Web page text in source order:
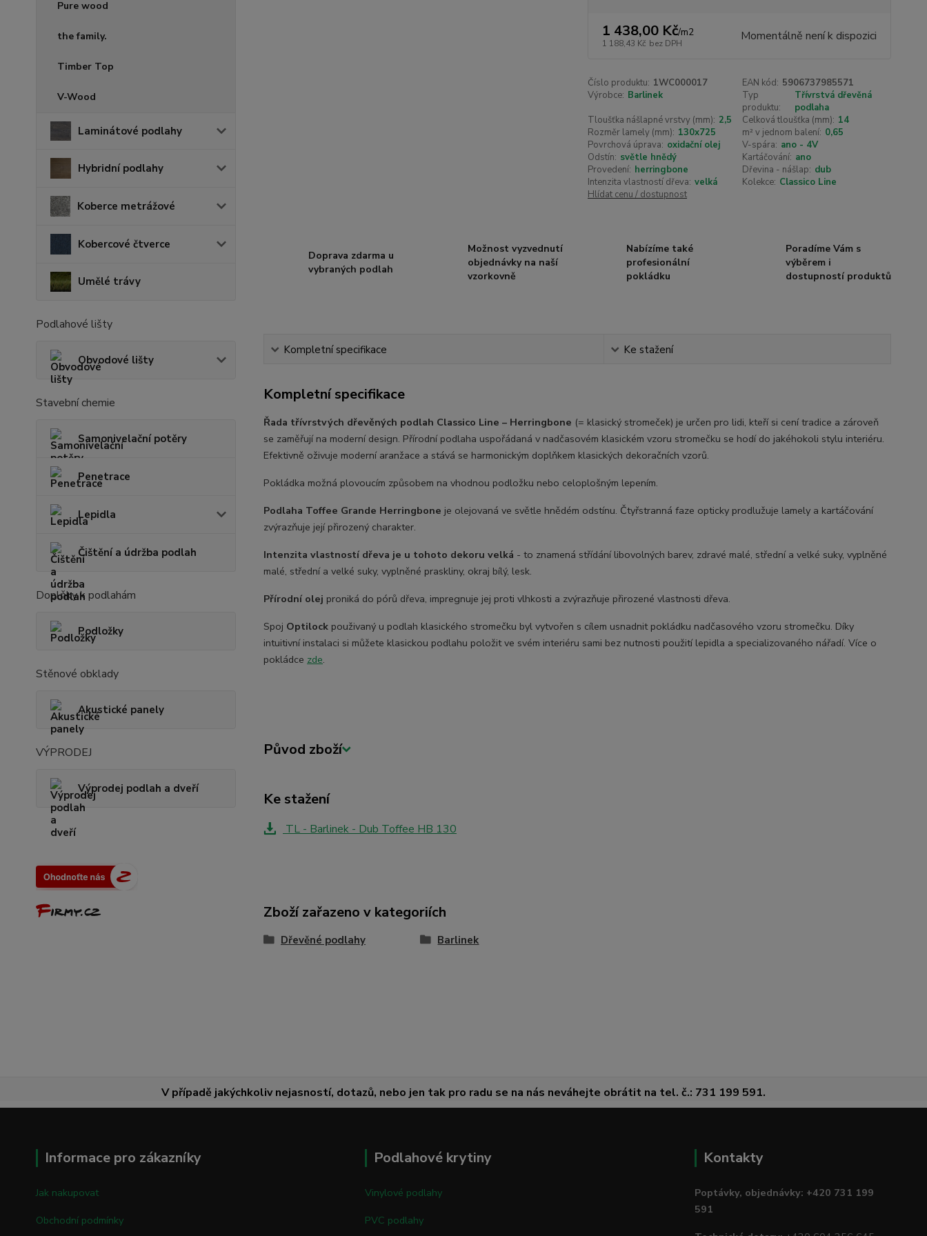
Pure wood
the family.
Timber Top
V-Wood
Laminátové podlahy
Hybridní podlahy
Koberce metrážové
Kobercové čtverce
Umělé trávy
Podlahové lišty
Obvodové lišty
Stavební chemie
Samonivelační potěry
Penetrace
Lepidla
Čištění a údržba podlah
Doplňky k podlahám
Podložky
Stěnové obklady
Akustické panely
VÝPRODEJ
Výprodej podlah a dveří
1 438,00 Kč/m2
1 188,43 Kč bez DPH Momentálně není k dispozici
Číslo produktu: 1WC000017 EAN kód: 5906737985571
Výrobce: Barlinek
Typ
produktu:
Třívrstvá dřevěná
podlaha
Tloušťka nášlapné vrstvy (mm): 2,5 Celková tloušťka (mm): 14
Rozměr lamely (mm): 130x725 m² v jednom balení: 0,65
Povrchová úprava: oxidační olej V-spára: ano - 4V
Odstín: světle hnědý Kartáčování: ano
Provedení: herringbone Dřevina - nášlap: dub
Intenzita vlastností dřeva: velká Kolekce: Classico Line
Hlídat cenu / dostupnost
Doprava zdarma u
vybraných podlah
Možnost vyzvednutí
objednávky na naší
vzorkovně
Nabízíme také
profesionální
pokládku
Poradíme Vám s
výběrem i
dostupností produktů
Kompletní specifikace Ke stažení
Kompletní specifikace
Řada třívrstvých dřevěných podlah Classico Line – Herringbone (= klasický stromeček) je určen pro lidi, kteří si cení tradice a zároveň
se zaměřují na moderní design. Přírodní podlaha uspořádaná v nadčasovém klasickém vzoru stromečku se hodí do jakéhokoli stylu interiéru.
Efektivně oživuje moderní aranžace a stává se harmonickým doplňkem klasických dekoračních vzorů.
Pokládka možná plovoucím způsobem na vhodnou podložku nebo celoplošným lepením.
Podlaha Toffee Grande Herringbone je olejovaná ve světle hnědém odstínu. Čtyřstranná faze opticky prodlužuje lamely a kartáčování
zvýrazňuje její přirozený charakter.
Intenzita vlastností dřeva je u tohoto dekoru velká - to znamená střídání libovolných barev, zdravé malé, střední a velké suky, vyplněné
malé, střední a velké suky, vyplněné praskliny, okraj bílý, lesk.
Přírodní olej proniká do pórů dřeva, impregnuje jej proti vlhkosti a zvýrazňuje přirozené vlastnosti dřeva.
Spoj Optilockpouživaný u podlah klasického stromečku byl vytvořen s cílem usnadnit pokládku nadčasového vzoru stromečku. Díky
intuitivní instalaci si můžete klasickou podlahu položit ve svém interiéru sami bez nutnosti použití lepidla a specializovaného nářadí. Více o
pokládce zde.
Původ zboží
Ke stažení
TL - Barlinek - Dub Toffee HB 130
Zboží zařazeno v kategoriích
Dřevěné podlahy Barlinek
V případě jakýchkoliv nejasností, dotazů, nebo jen tak pro radu se na nás neváhejte obrátit na tel. č.: 731 199 591.
Informace pro zákazníky
Jak nakupovat
Obchodní podmínky
Podlahové krytiny
Vinylové podlahy
PVC podlahy
Kontakty
Poptávky, objednávky: +420 731 199
591